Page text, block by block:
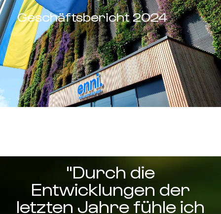
Geschäftsbericht 2024
"Durch die
Entwicklungen der
letzten Jahre fühle ich